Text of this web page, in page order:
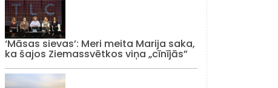
‘Māsas sievas’: Meri meita Marija saka,
ka šajos Ziemassvētkos viņa „cīnījās”